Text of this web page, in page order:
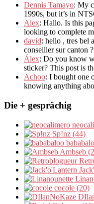
Dennis Tamayo: My
1990s, but it’s in
Alex: Hallo. Is this
looking to complete
david: hello , tres bel
conseiller sur canton ?
Álex: Do you know
sticker? This post is
Achoo: I bought one
knowing anything
Die + gesprächig
Sp!nz (44)
Ambseb
cocole (20)